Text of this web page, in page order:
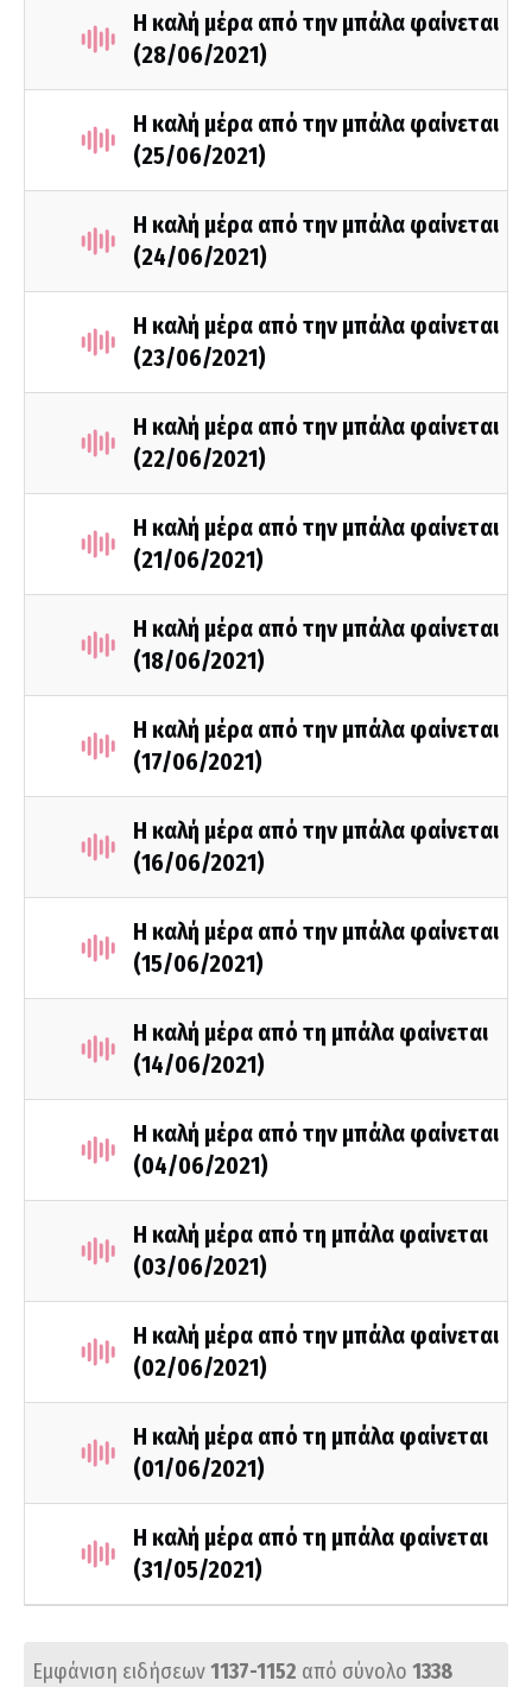
Η καλή μέρα από την μπάλα φαίνεται
(28/06/2021)
Η καλή μέρα από την μπάλα φαίνεται
(25/06/2021)
Η καλή μέρα από την μπάλα φαίνεται
(24/06/2021)
Η καλή μέρα από την μπάλα φαίνεται
(23/06/2021)
Η καλή μέρα από την μπάλα φαίνεται
(22/06/2021)
Η καλή μέρα από την μπάλα φαίνεται
(21/06/2021)
Η καλή μέρα από την μπάλα φαίνεται
(18/06/2021)
Η καλή μέρα από την μπάλα φαίνεται
(17/06/2021)
Η καλή μέρα από την μπάλα φαίνεται
(16/06/2021)
Η καλή μέρα από την μπάλα φαίνεται
(15/06/2021)
Η καλή μέρα από τη μπάλα φαίνεται
(14/06/2021)
Η καλή μέρα από την μπάλα φαίνεται
(04/06/2021)
Η καλή μέρα από τη μπάλα φαίνεται
(03/06/2021)
Η καλή μέρα από την μπάλα φαίνεται
(02/06/2021)
Η καλή μέρα από τη μπάλα φαίνεται
(01/06/2021)
Η καλή μέρα από τη μπάλα φαίνεται
(31/05/2021)
Εμφάνιση ειδήσεων1137-1152 από σύνολο 1338